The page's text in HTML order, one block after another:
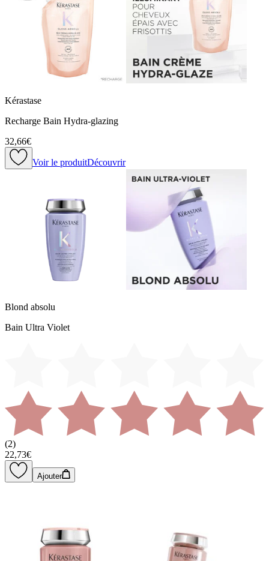
Kérastase
Recharge Bain Hydra-glazing
32,66€
Voir le produitDécouvrir
Blond absolu
Bain Ultra Violet
(2)
22,73€
Ajouter